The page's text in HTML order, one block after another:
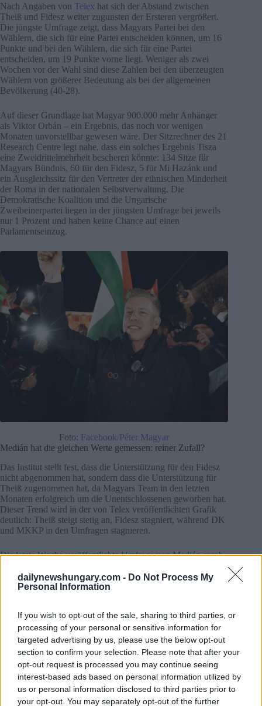
dailynewshungary.com - Do Not Process My
Personal Information
If you wish to opt-out of the sale, sharing to third parties, or
processing of your personal or sensitive information for
targeted advertising by us, please use the below opt-out
section to confirm your selection. Please note that after your
opt-out request is processed you may continue seeing
interest-based ads based on personal information utilized by
us or personal information disclosed to third parties prior to
your opt-out. You may separately opt-out of the further
Nach Angaben von Telex hat sich der Abstand zwischen
Theiß und Fidesz weiter zugunsten der Ersteren vergrößert.
Die jüngste Umfrage zeigt, dass Magyars Partei bei den
Wählern, die sich für eine Partei entscheiden können, um 16
Punkte und bei den Wählern, die sich für eine Partei
entscheiden, um 19 Punkte vorne liegt. Weniger als zwei
Wochen vor der Wahl sind diese Zahlen bei den überzeugten
Wählern von größerer Bedeutung als bei der allgemeinen
Bevölkerung (40-28).
Auf dieser Grundlage hat Magyar 900.000 mehr Anhänger
als Viktor Orbán – ein Ergebnis, das noch vor wenigen
Monaten unvorstellbar gewesen wäre. Der Sitzrechner des 21
Research Centre legt nahe, dass ein solches Ergebnis Tisza
eine Zweidrittelmehrheit bescheren könnte: 134 Sitze für
Magyars Bündnis, 60 für den Fidesz, 5 für Mi Hazánk und
ein Ausgleichssitz für den Vertreter der ethnischen Minderheit
der Roma in der nationalen Selbstverwaltung. Die
Demokratische Koalition und die Ungarische
Zweibeinerpartei liegen in der jüngsten Umfrage bei jeweils
nur 1 Prozent und haben keine Chance auf einen
Parlamentseinzug.
Foto: Facebook/Péter Magyar
Medián hat die gleichen Werte gemessen: reiner Zufall?
Das Institut stellt fest, dass die Unterstützung für den Fidesz
nicht abgenommen hat, sondern dass die Unterstützung für
Theiß zugenommen hat, da Magyars Team in den letzten
Monaten erfolgreich um die Unentschlossenen geworben hat.
Dieser Trend wird in der von Telex veröffentlichten Grafik
deutlich: Theiß steigt stetig an, Fidesz stagniert, während DK
und MKKP in den Umfragen stagnieren.
Die letzte Woche veröffentlichte Umfrage von Medián ergab
Gesamtbevölkerung, 20 Punkte bei denjenigen, die eine
Partei wählen können, und 23 Punkte bei den überzeugten